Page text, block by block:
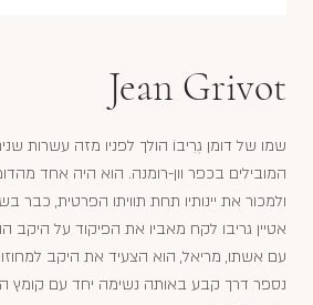
Jean Grivot
שמו של דומן גְרִיבוֹ הולך לפניו מזה עשרות
המובילים בכפר וון-רומנה. הוא היה אחד
ולמכור את יינותיו תחת תוויתו הפרטית, כבר
עם אשתו, מריאל, הוא הצעיד את היקב
נספר דרך קבע באותה נשימה יחד עם קומץ